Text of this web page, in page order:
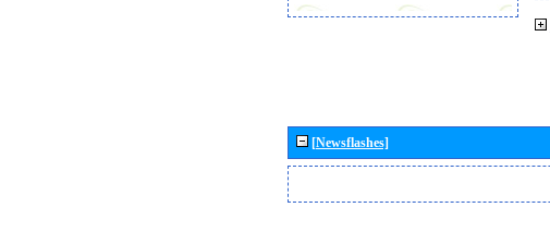
[Newsflashes]